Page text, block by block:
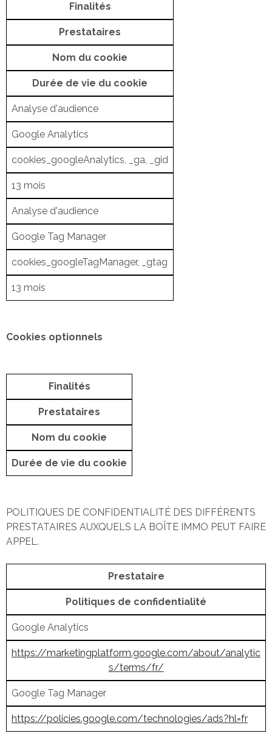
Finalités
Prestataires
Nom du cookie
Durée de vie du cookie
Analyse d'audience
Google Analytics
cookies_googleAnalytics, _ga, _gid
13 mois
Analyse d'audience
Google Tag Manager
cookies_googleTagManager, _gtag
13 mois
Cookies optionnels
Finalités
Prestataires
Nom du cookie
Durée de vie du cookie
POLITIQUES DE CONFIDENTIALITÉ DES DIFFÉRENTS
PRESTATAIRES AUXQUELS LA BOÎTE IMMO PEUT FAIRE
APPEL.
Prestataire
Politiques de confidentialité
Google Analytics
https://marketingplatform.google.com/about/analytic
s/terms/fr/
Google Tag Manager
https://policies.google.com/technologies/ads?hl=fr